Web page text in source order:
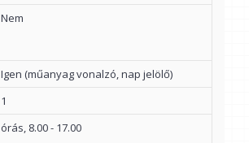
Nem
Igen (műanyag vonalzó, nap jelölő)
1
órás, 8.00 - 17.00